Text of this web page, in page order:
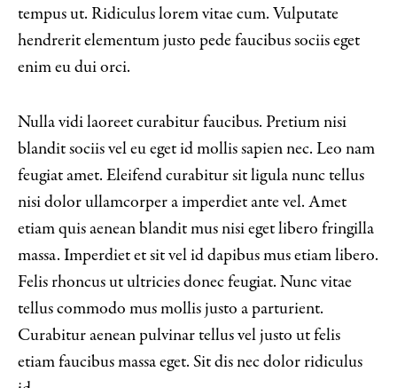
tempus ut. Ridiculus lorem vitae cum. Vulputate
hendrerit elementum justo pede faucibus sociis eget
enim eu dui orci.
Nulla vidi laoreet curabitur faucibus. Pretium nisi
blandit sociis vel eu eget id mollis sapien nec. Leo nam
feugiat amet. Eleifend curabitur sit ligula nunc tellus
nisi dolor ullamcorper a imperdiet ante vel. Amet
etiam quis aenean blandit mus nisi eget libero fringilla
massa. Imperdiet et sit vel id dapibus mus etiam libero.
Felis rhoncus ut ultricies donec feugiat. Nunc vitae
tellus commodo mus mollis justo a parturient.
Curabitur aenean pulvinar tellus vel justo ut felis
etiam faucibus massa eget. Sit dis nec dolor ridiculus